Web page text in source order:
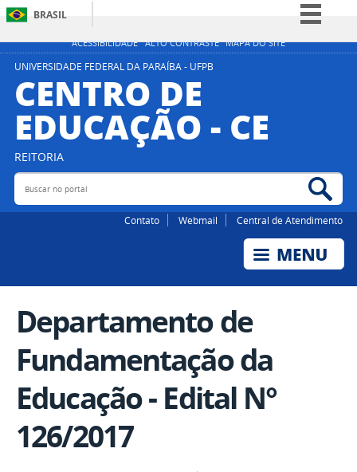
ACESSIBILIDADE ALTO CONTRASTE MAPA DO SITE
BRASIL
Simplifique!
Acesso à informação
Legislação
UNIVERSIDADE FEDERAL DA PARAÍBA - UFPB
CENTRO DE
EDUCAÇÃO - CE
REITORIA
Buscar no portal
Contato Webmail Central de Atendimento
Departamento de
Fundamentação da
Educação - Edital N°
126/2017